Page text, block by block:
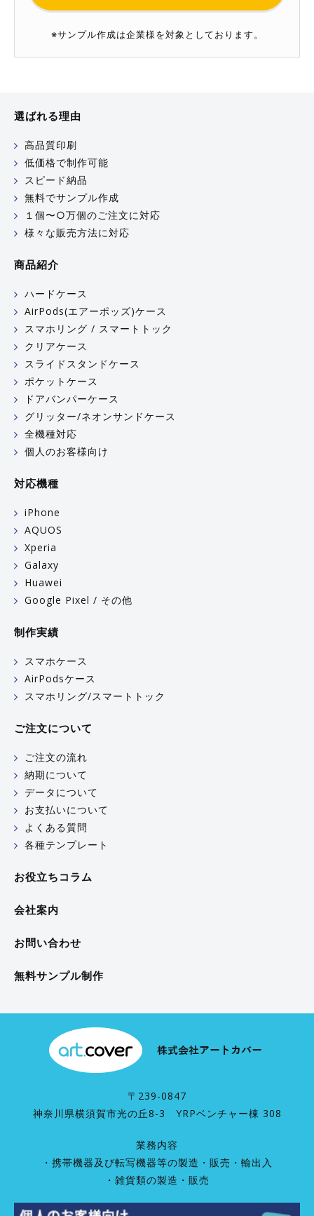
※サンプル作成は企業様を対象としております。
選ばれる理由
高品質印刷
低価格で制作可能
スピード納品
無料でサンプル作成
１個〜○万個のご注文に対応
様々な販売方法に対応
商品紹介
ハードケース
AirPods(エアーポッズ)ケース
スマホリング / スマートトック
クリアケース
スライドスタンドケース
ポケットケース
ドアバンパーケース
グリッター/ネオンサンドケース
全機種対応
個人のお客様向け
対応機種
iPhone
AQUOS
Xperia
Galaxy
Huawei
Google Pixel / その他
制作実績
スマホケース
AirPodsケース
スマホリング/スマートトック
ご注文について
ご注文の流れ
納期について
データについて
お支払いについて
よくある質問
各種テンプレート
お役立ちコラム
会社案内
お問い合わせ
無料サンプル制作
〒239-0847
神奈川県横須賀市光の丘8-3 YRPベンチャー棟 308
業務内容
・携帯機器及び転写機器等の製造・販売・輸出入
・雑貨類の製造・販売